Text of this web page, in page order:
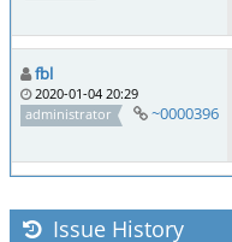
fbl
2020-01-04 20:29
administrator
~0000396
Issue History